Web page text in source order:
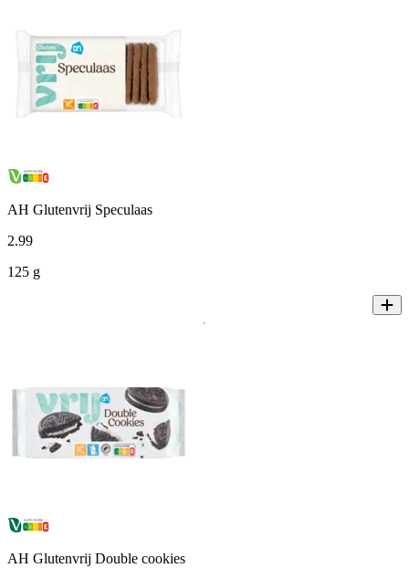
AH Glutenvrij Speculaas
2.99
125 g
AH Glutenvrij Double cookies